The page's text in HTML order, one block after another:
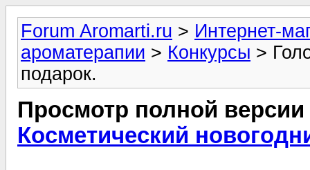
Forum Aromarti.ru > Интернет-
ароматерапии > Конкурсы >
подарок.
Просмотр полной
Косметический